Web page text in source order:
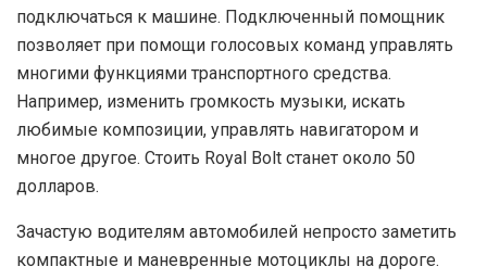
подключаться к машине. Подключенный помощник
позволяет при помощи голосовых команд управлять
многими функциями транспортного средства.
Например, изменить громкость музыки, искать
любимые композиции, управлять навигатором и
многое другое. Стоить Royal Bolt станет около 50
долларов.
Зачастую водителям автомобилей непросто заметить
компактные и маневренные мотоциклы на дороге.